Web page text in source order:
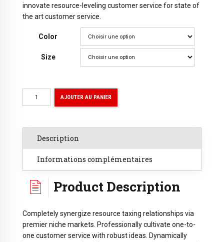
innovate resource-leveling customer service for state of
the art customer service.
Color
Size
quantité
de
Bold
News
logo
AJOUTER AU PANIER
Description
Informations complémentaires
Product Description
Completely synergize resource taxing relationships via
premier niche markets. Professionally cultivate one-to-
one customer service with robust ideas. Dynamically